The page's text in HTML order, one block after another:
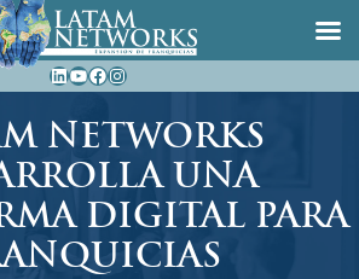
LinkedIn
YouTube
Facebook
Instagram
NETWORKS
UNA
DIGITAL PARA